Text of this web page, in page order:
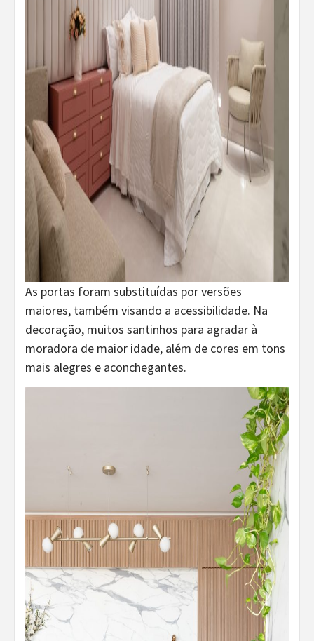
As portas foram substituídas por versões
maiores, também visando a acessibilidade. Na
decoração, muitos santinhos para agradar à
moradora de maior idade, além de cores em tons
mais alegres e aconchegantes.